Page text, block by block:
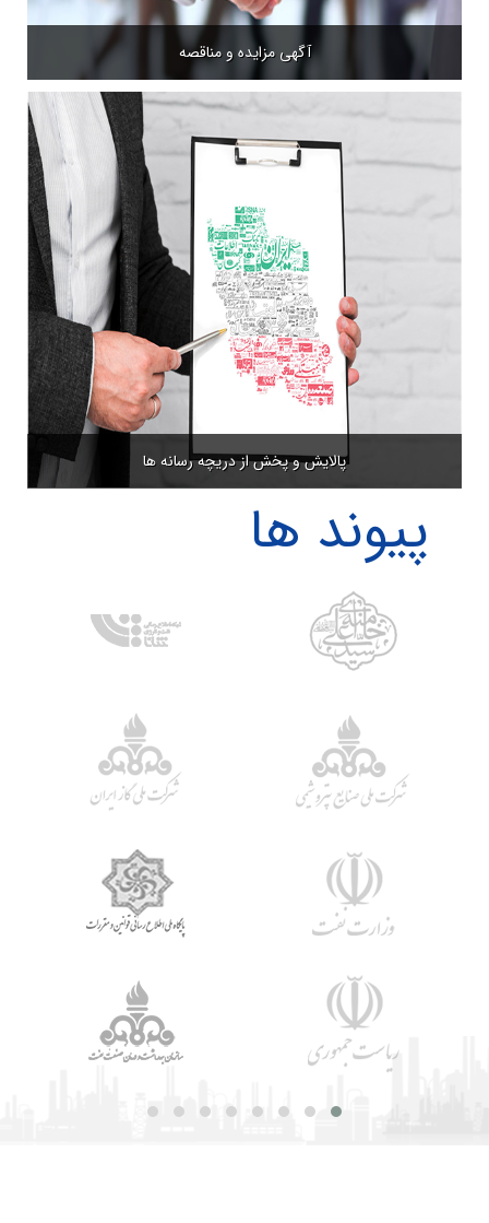
آگهی مزایده و مناقصه
پالایش و پخش از دریچه رسانه ها
پیوند ها